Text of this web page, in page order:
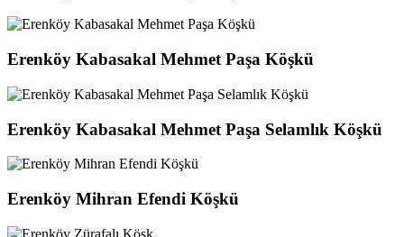
Erenköy Kabasakal Mehmet Paşa Köşkü
Erenköy Kabasakal Mehmet Paşa Selamlık Köşkü
Erenköy Mihran Efendi Köşkü